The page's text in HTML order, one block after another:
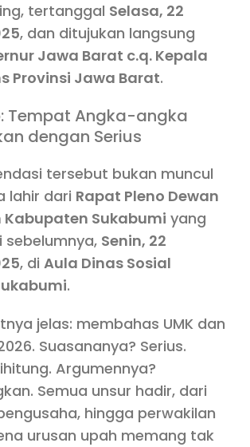
tertanggal Selasa, 22
, dan ditujukan langsung
Jawa Barat c.q. Kepala
Provinsi Jawa Barat.
Tempat Angka-angka
dengan Serius
tersebut bukan muncul
lahir dari Rapat Pleno Dewan
Sukabumi yang
sebelumnya, Senin, 22
, di Aula Dinas Sosial
.
jelas: membahas UMK dan
Suasananya? Serius.
Argumennya?
Semua unsur hadir, dari
hingga perwakilan
urusan upah memang tak